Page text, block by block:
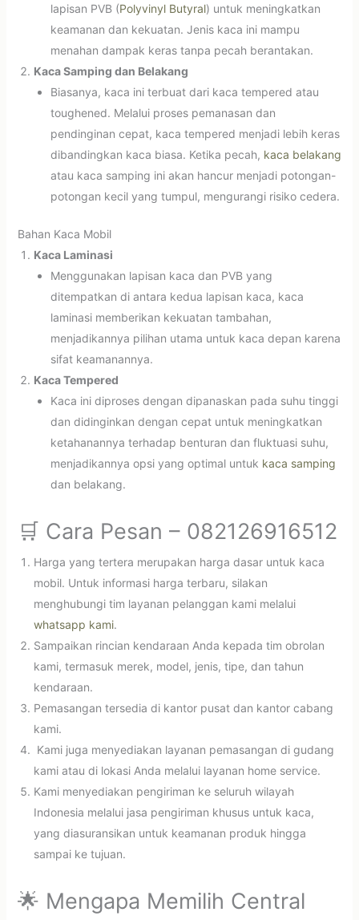
lapisan PVB (Polyvinyl Butyral) untuk meningkatkan
keamanan dan kekuatan. Jenis kaca ini mampu
menahan dampak keras tanpa pecah berantakan.
Kaca Samping dan Belakang
Biasanya, kaca ini terbuat dari kaca tempered atau
toughened. Melalui proses pemanasan dan
pendinginan cepat, kaca tempered menjadi lebih keras
dibandingkan kaca biasa. Ketika pecah, kaca belakang
atau kaca samping ini akan hancur menjadi potongan-
potongan kecil yang tumpul, mengurangi risiko cedera.
Bahan Kaca Mobil
Kaca Laminasi
Menggunakan lapisan kaca dan PVB yang
ditempatkan di antara kedua lapisan kaca, kaca
laminasi memberikan kekuatan tambahan,
menjadikannya pilihan utama untuk kaca depan karena
sifat keamanannya.
Kaca Tempered
Kaca ini diproses dengan dipanaskan pada suhu tinggi
dan didinginkan dengan cepat untuk meningkatkan
ketahanannya terhadap benturan dan fluktuasi suhu,
menjadikannya opsi yang optimal untuk kaca samping
dan belakang.
🛒 Cara Pesan – 082126916512
Harga yang tertera merupakan harga dasar untuk kaca
mobil. Untuk informasi harga terbaru, silakan
menghubungi tim layanan pelanggan kami melalui
whatsapp kami.
Sampaikan rincian kendaraan Anda kepada tim obrolan
kami, termasuk merek, model, jenis, tipe, dan tahun
kendaraan.
Pemasangan tersedia di kantor pusat dan kantor cabang
kami.
Kami juga menyediakan layanan pemasangan di gudang
kami atau di lokasi Anda melalui layanan home service.
Kami menyediakan pengiriman ke seluruh wilayah
Indonesia melalui jasa pengiriman khusus untuk kaca,
yang diasuransikan untuk keamanan produk hingga
sampai ke tujuan.
🌟 Mengapa Memilih Central